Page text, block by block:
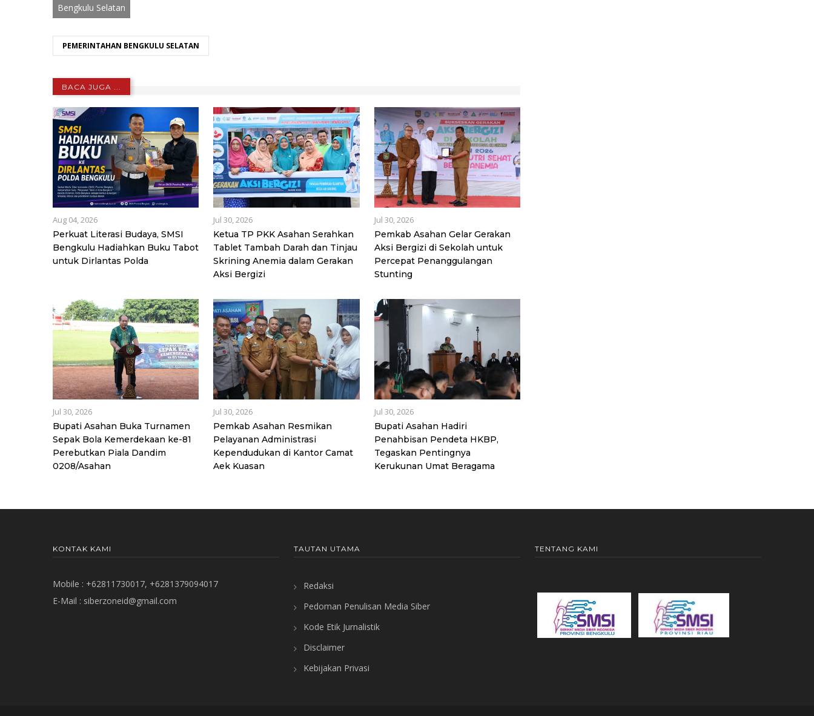
Bengkulu Selatan
PEMERINTAHAN BENGKULU SELATAN
BACA JUGA ...
Aug 04, 2026
Perkuat Literasi Budaya, SMSI
Bengkulu Hadiahkan Buku Tabot
untuk Dirlantas Polda
Jul 30, 2026
Ketua TP PKK Asahan Serahkan
Tablet Tambah Darah dan Tinjau
Skrining Anemia dalam Gerakan
Aksi Bergizi
Jul 30, 2026
Pemkab Asahan Gelar Gerakan
Aksi Bergizi di Sekolah untuk
Percepat Penanggulangan
Stunting
Jul 30, 2026
Bupati Asahan Buka Turnamen
Sepak Bola Kemerdekaan ke-81
Perebutkan Piala Dandim
0208/Asahan
Jul 30, 2026
Pemkab Asahan Resmikan
Pelayanan Administrasi
Kependudukan di Kantor Camat
Aek Kuasan
Jul 30, 2026
Bupati Asahan Hadiri
Penahbisan Pendeta HKBP,
Tegaskan Pentingnya
Kerukunan Umat Beragama
KONTAK KAMI
Mobile : +62811730017, +6281379094017
E-Mail : siberzoneid@gmail.com
TAUTAN UTAMA
Redaksi
Pedoman Penulisan Media Siber
Kode Etik Jurnalistik
Disclaimer
Kebijakan Privasi
TENTANG KAMI